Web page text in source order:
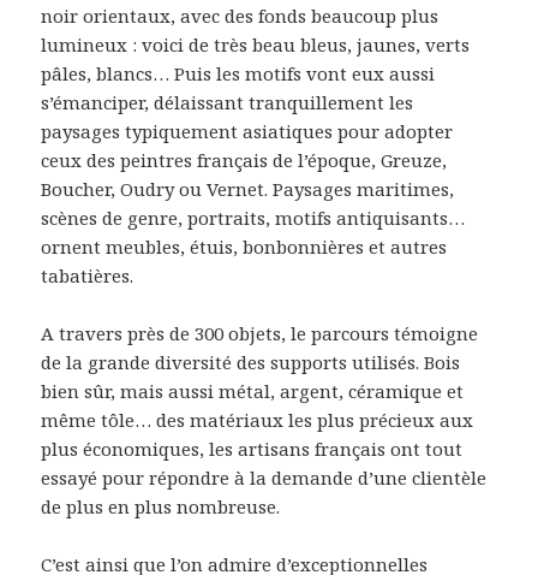
noir orientaux, avec des fonds beaucoup plus
lumineux : voici de très beau bleus, jaunes, verts
pâles, blancs… Puis les motifs vont eux aussi
s’émanciper, délaissant tranquillement les
paysages typiquement asiatiques pour adopter
ceux des peintres français de l’époque, Greuze,
Boucher, Oudry ou Vernet. Paysages maritimes,
scènes de genre, portraits, motifs antiquisants…
ornent meubles, étuis, bonbonnières et autres
tabatières.
A travers près de 300 objets, le parcours témoigne
de la grande diversité des supports utilisés. Bois
bien sûr, mais aussi métal, argent, céramique et
même tôle… des matériaux les plus précieux aux
plus économiques, les artisans français ont tout
essayé pour répondre à la demande d’une clientèle
de plus en plus nombreuse.
C’est ainsi que l’on admire d’exceptionnelles